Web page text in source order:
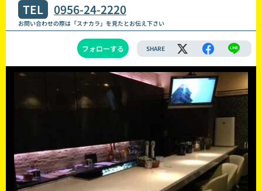
TEL 0956-24-2220
お問い合わせの際は「スナカラ」を見たとお伝え下さい
フォローする SHARE